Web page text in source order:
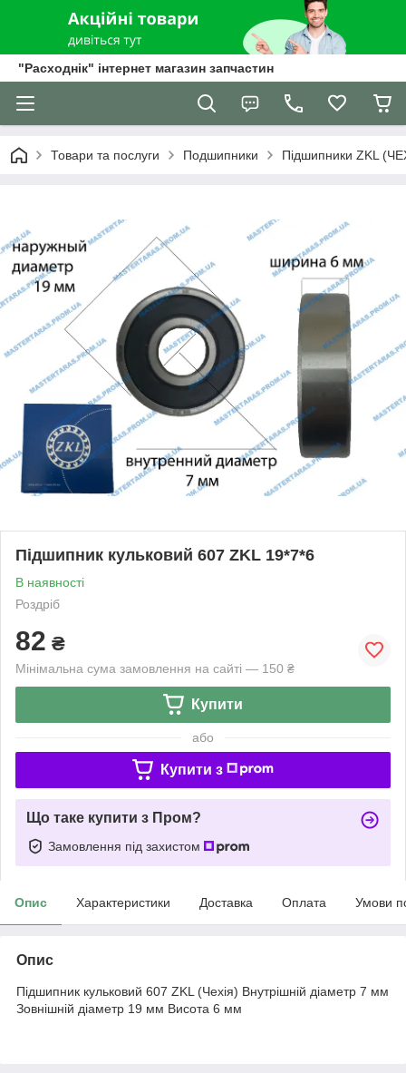
"Расходнік" інтернет магазин запчастин
Товари та послуги Подшипники Підшипники ZKL
Підшипник кульковий 607 ZKL 19*7*6
В наявності
Роздріб
82 ₴
Мінімальна сума замовлення на сайті — 150 ₴
Купити
або
Купити з
Що таке купити з Пром?
Замовлення під захистом
Опис Характеристики Доставка Оплата Умови
Опис
Підшипник кульковий 607 ZKL (Чехія) Внутрішній діаметр 7 мм
Зовнішній діаметр 19 мм Висота 6 мм